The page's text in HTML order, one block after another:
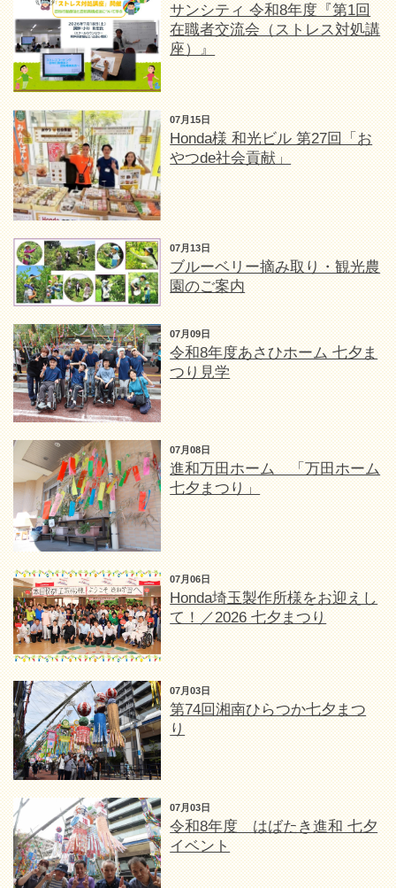
サンシティ 令和8年度『第1回
在職者交流会（ストレス対処講
座）』
07月15日
Honda様 和光ビル 第27回「お
やつde社会貢献」
07月13日
ブルーベリー摘み取り・観光農
園のご案内
07月09日
令和8年度あさひホーム 七夕ま
つり見学
07月08日
進和万田ホーム 「万田ホーム
七夕まつり」
07月06日
Honda埼玉製作所様をお迎えし
て！／2026 七夕まつり
07月03日
第74回湘南ひらつか七夕まつ
り
07月03日
令和8年度 はばたき進和 七夕
イベント